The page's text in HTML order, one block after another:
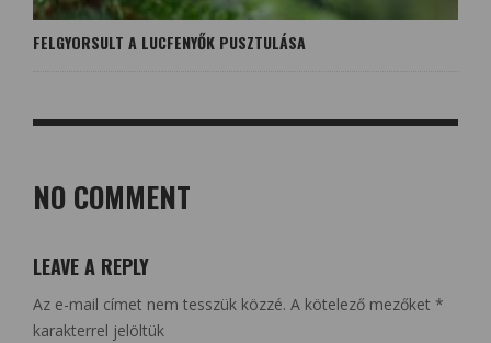
FELGYORSULT A LUCFENYŐK PUSZTULÁSA
NO COMMENT
LEAVE A REPLY
Az e-mail címet nem tesszük közzé. A kötelező mezőket *
karakterrel jelöltük